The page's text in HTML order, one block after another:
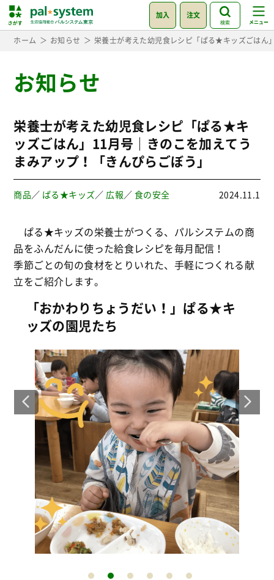
加入 注文
検索
ホーム お知らせ 栄養士が考えた幼児食レシピ「ぱる★キッズごはん
お知らせ
栄養士が考えた幼児食レシピ「ぱる★キ
ッズごはん」11月号｜きのこを加えてう
まみアップ！「きんぴらごぼう」
商品／ ぱる★キッズ／ 広報／ 食の安全 2024.11.1
ぱる★キッズの栄養士がつくる、パルシステムの商
品をふんだんに使った給食レシピを毎月配信！
季節ごとの旬の食材をとりいれた、手軽につくれる献
立をご紹介します。
「おかわりちょうだい！」ぱる★キ
ッズの園児たち